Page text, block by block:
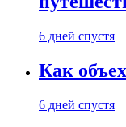
6 дней спустя
Как
6 дней спустя